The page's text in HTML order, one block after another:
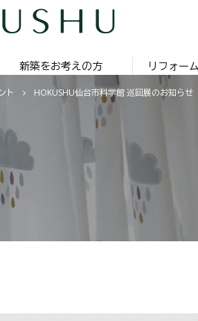
新築をお考えの方 リフォー
ト HOKUSHU仙台市科学館 巡回展のお知らせ